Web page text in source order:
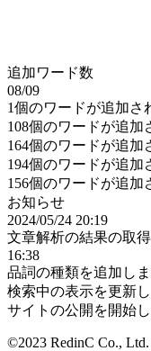
追加ワード数
08/09
1個のワードが追加さ
108個のワードが追加
164個のワードが追加
194個のワードが追加
156個のワードが追加
お知らせ
2024/05/24 20:19
文章解析の結果の取
16:38
品詞の種類を追加し
検索中の表示を更新
サイトの公開を開始
©2023 RedinC Co., Ltd.